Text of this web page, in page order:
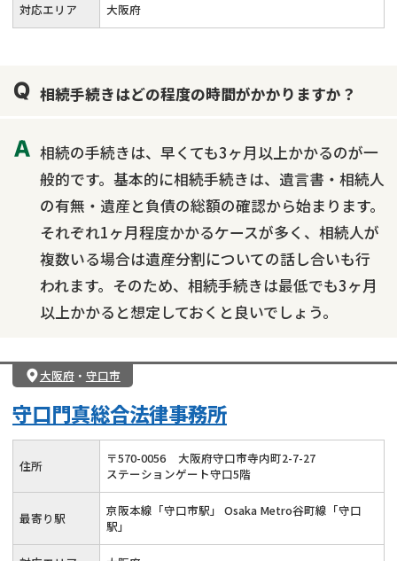
対応エリア 大阪府
相続手続きはどの程度の時間がかかりますか？
相続の手続きは、早くても3ヶ月以上かかるのが一
般的です。基本的に相続手続きは、遺言書・相続人
の有無・遺産と負債の総額の確認から始まります。
それぞれ1ヶ月程度かかるケースが多く、相続人が
複数いる場合は遺産分割についての話し合いも行
われます。そのため、相続手続きは最低でも3ヶ月
以上かかると想定しておくと良いでしょう。
大阪府・ 守口市
守口門真総合法律事務所
住所 〒570-0056
大阪府守口市寺内町2-7-27
ステーションゲート守口5階
最寄り駅
京阪本線「守口市駅」 Osaka Metro谷町線「守口
駅」